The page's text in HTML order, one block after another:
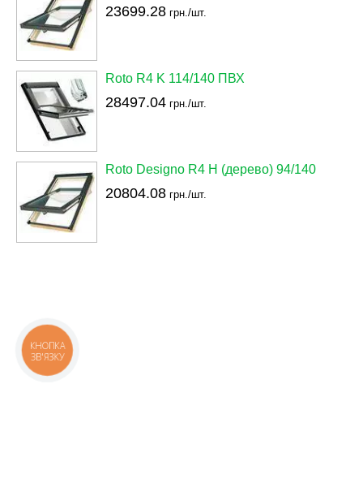
23699.28 грн./шт.
Roto R4 K 114/140 ПВХ
28497.04 грн./шт.
Roto Designo R4 H (дерево) 94/140
20804.08 грн./шт.
КНОПКА
ЗВ'ЯЗКУ